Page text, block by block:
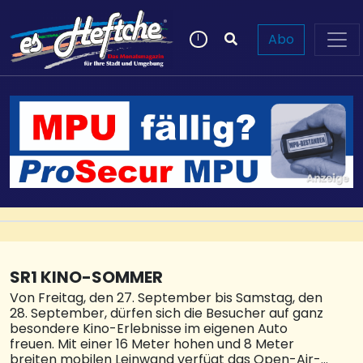
Abo
SR1 KINO-SOMMER
Von Freitag, den 27. September bis Samstag, den
28. September, dürfen sich die Besucher auf ganz
besondere Kino-Erlebnisse im eigenen Auto
freuen. Mit einer 16 Meter hohen und 8 Meter